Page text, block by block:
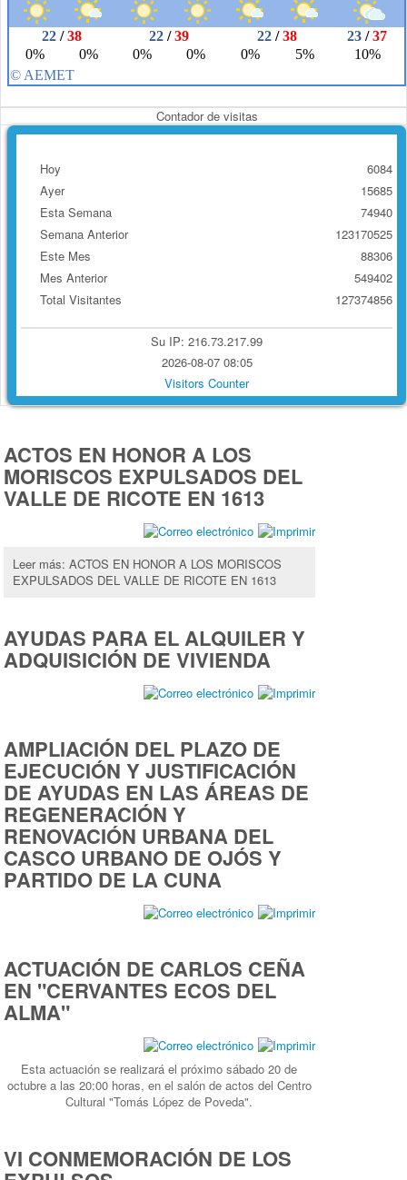
Contador de visitas
Hoy
Ayer
Esta Semana
Semana Anterior
Este Mes
Mes Anterior
Total Visitantes
6084
15685
74940
123170525
88306
549402
127374856
Su IP: 216.73.217.99
2026-08-07 08:05
Visitors Counter
ACTOS EN HONOR A LOS
MORISCOS EXPULSADOS DEL
VALLE DE RICOTE EN 1613
Leer más: ACTOS EN HONOR A LOS MORISCOS
EXPULSADOS DEL VALLE DE RICOTE EN 1613
AYUDAS PARA EL ALQUILER Y
ADQUISICIÓN DE VIVIENDA
AMPLIACIÓN DEL PLAZO DE
EJECUCIÓN Y JUSTIFICACIÓN
DE AYUDAS EN LAS ÁREAS DE
REGENERACIÓN Y
RENOVACIÓN URBANA DEL
CASCO URBANO DE OJÓS Y
PARTIDO DE LA CUNA
ACTUACIÓN DE CARLOS CEÑA
EN "CERVANTES ECOS DEL
ALMA"
Esta actuación se realizará el próximo sábado 20 de
octubre a las 20:00 horas, en el salón de actos del Centro
Cultural "Tomás López de Poveda".
VI CONMEMORACIÓN DE LOS